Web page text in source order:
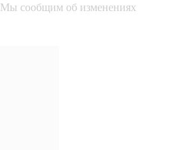
Мы сообщим об изменениях